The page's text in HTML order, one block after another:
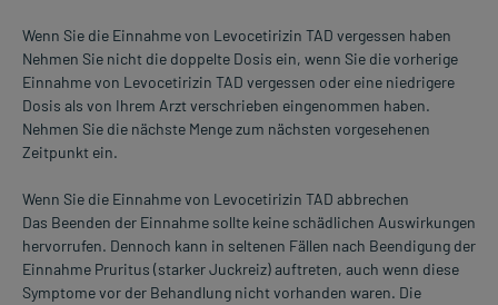
Wenn Sie die Einnahme von Levocetirizin TAD vergessen haben
Nehmen Sie nicht die doppelte Dosis ein, wenn Sie die vorherige
Einnahme von Levocetirizin TAD vergessen oder eine niedrigere
Dosis als von Ihrem Arzt verschrieben eingenommen haben.
Nehmen Sie die nächste Menge zum nächsten vorgesehenen
Zeitpunkt ein.
Wenn Sie die Einnahme von Levocetirizin TAD abbrechen
Das Beenden der Einnahme sollte keine schädlichen Auswirkungen
hervorrufen. Dennoch kann in seltenen Fällen nach Beendigung der
Einnahme Pruritus (starker Juckreiz) auftreten, auch wenn diese
Symptome vor der Behandlung nicht vorhanden waren. Die